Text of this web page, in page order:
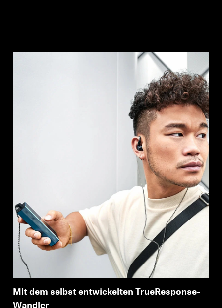
Mit dem selbst entwickelten TrueResponse-
Wandler